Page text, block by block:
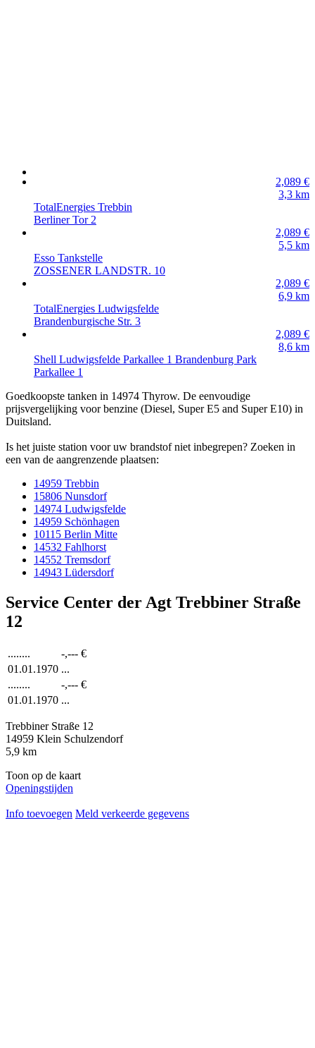
2,089 €
3,3 km
TotalEnergies Trebbin
Berliner Tor 2
2,089 €
5,5 km
Esso Tankstelle
ZOSSENER LANDSTR. 10
2,089 €
6,9 km
TotalEnergies Ludwigsfelde
Brandenburgische Str. 3
2,089 €
8,6 km
Shell Ludwigsfelde Parkallee 1 Brandenburg Park
Parkallee 1
Goedkoopste tanken in 14974 Thyrow. De eenvoudige
prijsvergelijking voor benzine (Diesel, Super E5 and Super E10) in
Duitsland.
Is het juiste station voor uw brandstof niet inbegrepen? Zoeken in
een van de aangrenzende plaatsen:
14959 Trebbin
15806 Nunsdorf
14974 Ludwigsfelde
14959 Schönhagen
10115 Berlin Mitte
14532 Fahlhorst
14552 Tremsdorf
14943 Lüdersdorf
Service Center der Agt Trebbiner Straße
12
........ -,--- €
01.01.1970 ...
........
-,--- €
01.01.1970 ...
Trebbiner Straße 12
14959 Klein Schulzendorf
5,9 km
Toon op de kaart
Openingstijden
Info toevoegen Meld verkeerde gegevens